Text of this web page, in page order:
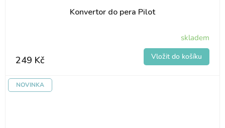
Konvertor do pera Pilot
skladem
249 Kč
NOVINKA